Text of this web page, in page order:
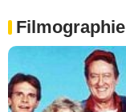
Filmographie